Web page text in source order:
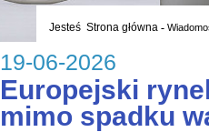
Jesteś Strona główna -
19-06-2026
Europejski
mimo spadku